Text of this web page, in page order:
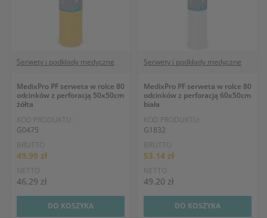
Serwety i podkłady medyczne
MedixPro PF serweta w rolce 80
odcinków z perforacją 50x50cm
żółta
KOD PRODUKTU:
G0475
BRUTTO
49.99 zł
NETTO
46.29 zł
DO KOSZYKA
Serwety i podkłady medyczne
MedixPro PF serweta w rolce 80
odcinków z perforacją 60x50cm
biała
KOD PRODUKTU:
G1832
BRUTTO
53.14 zł
NETTO
49.20 zł
DO KOSZYKA